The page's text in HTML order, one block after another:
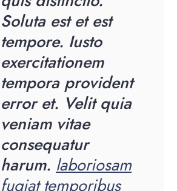
Soluta est et est
tempore. Iusto
exercitationem
tempora provident
error et. Velit quia
veniam vitae
consequatur
harum. laboriosam
fugiat temporibus